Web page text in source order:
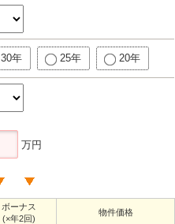
30年 25年 20年
万円
ボーナス
(×年2回)
物件価格